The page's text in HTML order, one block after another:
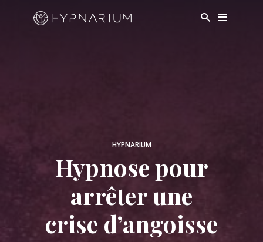
HYPNARIUM
Hypnose pour
arrêter une
crise d’angoisse